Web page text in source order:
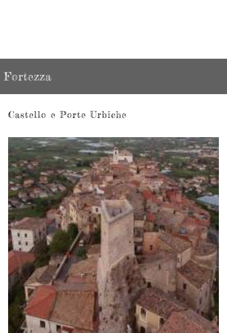
Fortezza
Castello e Porte Urbiche